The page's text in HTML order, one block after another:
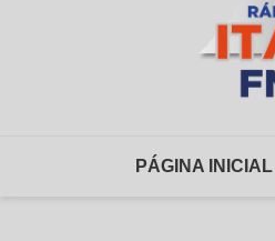
PÁGINA INICIAL